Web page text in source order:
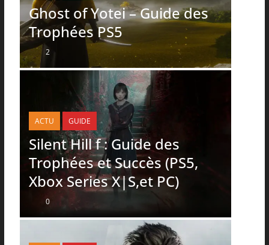
Ghost of Yotei – Guide des
Trophées PS5
2
ACTU GUIDE
Silent Hill f : Guide des
Trophées et Succès (PS5,
Xbox Series X|S,et PC)
0